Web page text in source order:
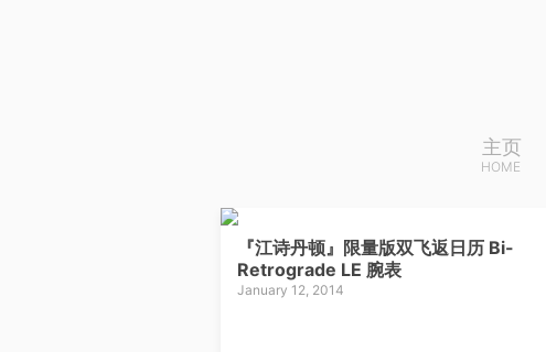
主页
HOME
『江诗丹顿』限量版双飞返日历 Bi-
Retrograde LE 腕表
January 12, 2014